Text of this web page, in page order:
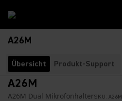
A26M
Übersicht Produkt-Support
A26M
A26M Dual MikrofonhalterSKU: A26M